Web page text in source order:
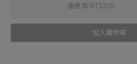
優惠價 NT$320
加入購物車